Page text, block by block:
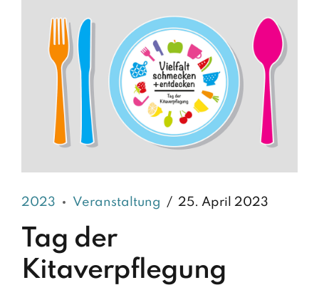
2023 Veranstaltung 25. April 2023
Tag der
Kitaverpflegung